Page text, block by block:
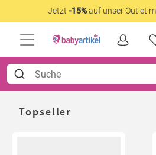
Jetzt -15%auf unser Outlet
Topseller